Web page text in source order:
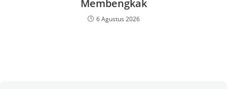
Membengkak
6 Agustus 2026